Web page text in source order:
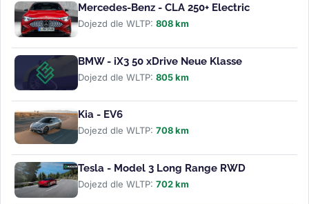
Mercedes-Benz - CLA 250+ Electric
Dojezd dle WLTP: 808 km
BMW - iX3 50 xDrive Neue Klasse
Dojezd dle WLTP: 805 km
Kia - EV6
Dojezd dle WLTP: 708 km
Tesla - Model 3 Long Range RWD
Dojezd dle WLTP: 702 km